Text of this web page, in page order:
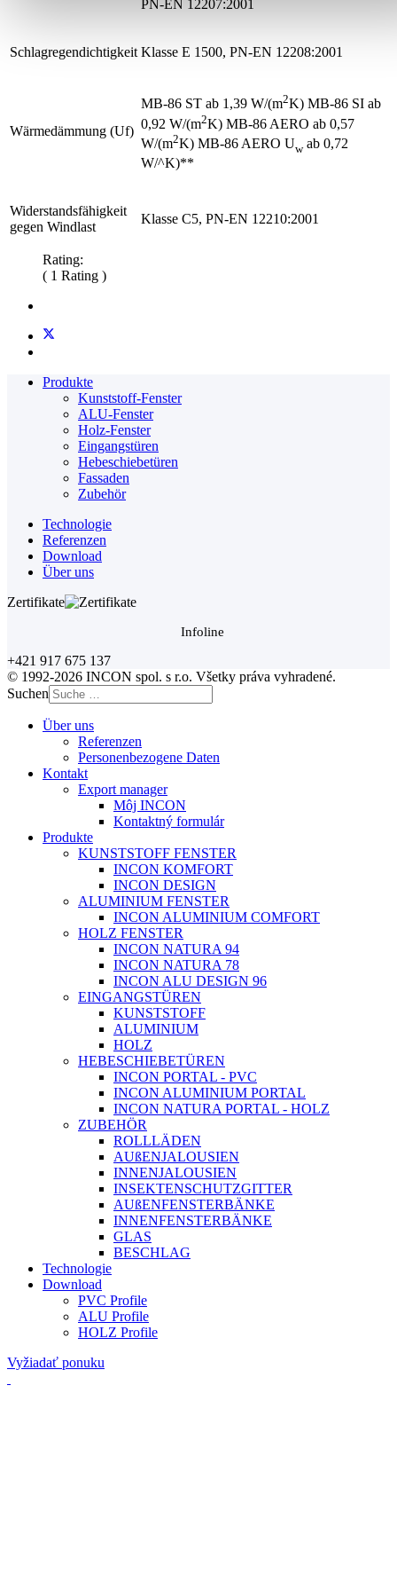
PN-EN 12207:2001
Schlagregendichtigkeit Klasse E 1500, PN-EN 12208:2001
Wärmedämmung (Uf)
MB-86 ST ab 1,39 W/(m2K) MB-86 SI ab
0,92 W/(m2K) MB-86 AERO ab 0,57
W/(m2K) MB-86 AERO Uw ab 0,72
W/^K)**
Widerstandsfähigkeit
gegen Windlast
Klasse C5, PN-EN 12210:2001
Rating:
( 1 Rating )
Produkte
Kunststoff-Fenster
ALU-Fenster
Holz-Fenster
Eingangstüren
Hebeschiebetüren
Fassaden
Zubehör
Technologie
Referenzen
Download
Über uns
Zertifikate
Infoline
+421 917 675 137
© 1992-2026 INCON spol. s r.o. Všetky práva vyhradené.
Suchen
Über uns
Referenzen
Personenbezogene Daten
Kontakt
Export manager
Môj INCON
Kontaktný formulár
Produkte
KUNSTSTOFF FENSTER
INCON KOMFORT
INCON DESIGN
ALUMINIUM FENSTER
INCON ALUMINIUM COMFORT
HOLZ FENSTER
INCON NATURA 94
INCON NATURA 78
INCON ALU DESIGN 96
EINGANGSTÜREN
KUNSTSTOFF
ALUMINIUM
HOLZ
HEBESCHIEBETÜREN
INCON PORTAL - PVC
INCON ALUMINIUM PORTAL
INCON NATURA PORTAL - HOLZ
ZUBEHÖR
ROLLLÄDEN
AUßENJALOUSIEN
INNENJALOUSIEN
INSEKTENSCHUTZGITTER
AUßENFENSTERBÄNKE
INNENFENSTERBÄNKE
GLAS
BESCHLAG
Technologie
Download
PVC Profile
ALU Profile
HOLZ Profile
Vyžiadať ponuku